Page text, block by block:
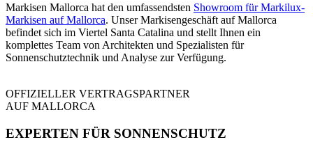
Markisen Mallorca hat den umfassendsten Showroom für Markilux-
Markisen auf Mallorca. Unser Markisengeschäft auf Mallorca
befindet sich im Viertel Santa Catalina und stellt Ihnen ein
komplettes Team von Architekten und Spezialisten für
Sonnenschutztechnik und Analyse zur Verfügung.
OFFIZIELLER VERTRAGSPARTNER
AUF MALLORCA
EXPERTEN FÜR SONNENSCHUTZ